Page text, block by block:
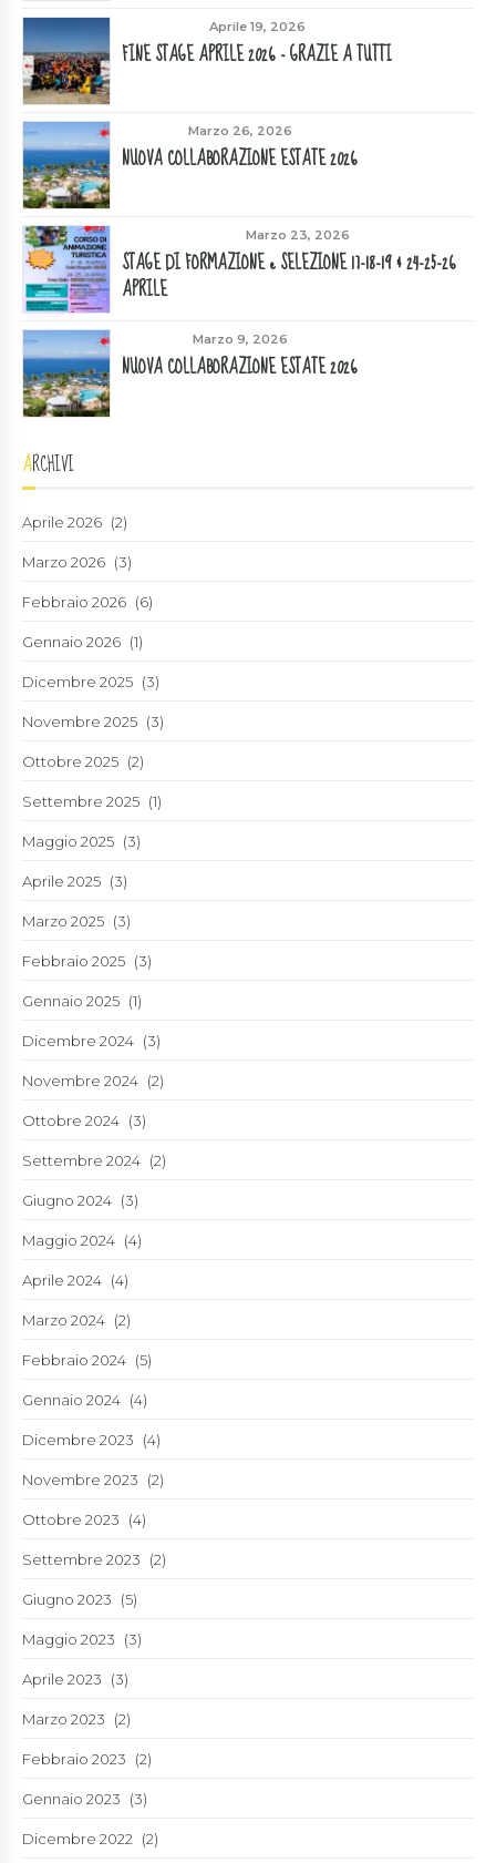
Aprile 19, 2026
FINE STAGE APRILE 2026 - GRAZIE A TUTTI
Marzo 26, 2026
NUOVA COLLABORAZIONE ESTATE 2026
Marzo 23, 2026
STAGE DI FORMAZIONE e SELEZIONE 17-18-19 & 24-25-26
APRILE
Marzo 9, 2026
NUOVA COLLABORAZIONE ESTATE 2026
ARCHIVI
Aprile 2026 (2)
Marzo 2026 (3)
Febbraio 2026 (6)
Gennaio 2026 (1)
Dicembre 2025 (3)
Novembre 2025 (3)
Ottobre 2025 (2)
Settembre 2025 (1)
Maggio 2025 (3)
Aprile 2025 (3)
Marzo 2025 (3)
Febbraio 2025 (3)
Gennaio 2025 (1)
Dicembre 2024 (3)
Novembre 2024 (2)
Ottobre 2024 (3)
Settembre 2024 (2)
Giugno 2024 (3)
Maggio 2024 (4)
Aprile 2024 (4)
Marzo 2024 (2)
Febbraio 2024 (5)
Gennaio 2024 (4)
Dicembre 2023 (4)
Novembre 2023 (2)
Ottobre 2023 (4)
Settembre 2023 (2)
Giugno 2023 (5)
Maggio 2023 (3)
Aprile 2023 (3)
Marzo 2023 (2)
Febbraio 2023 (2)
Gennaio 2023 (3)
Dicembre 2022 (2)